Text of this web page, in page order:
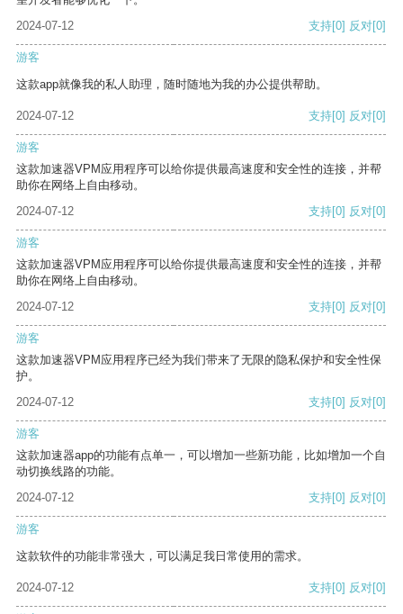
2024-07-12
支持[0] 反对[0]
游客
这款app就像我的私人助理，随时随地为我的办公提供帮助。
2024-07-12 支持[0] 反对[0]
游客
这款加速器VPM应用程序可以给你提供最高速度和安全性的连接，并帮
助你在网络上自由移动。
2024-07-12
支持[0] 反对[0]
游客
这款加速器VPM应用程序可以给你提供最高速度和安全性的连接，并帮
助你在网络上自由移动。
2024-07-12
支持[0] 反对[0]
游客
这款加速器VPM应用程序已经为我们带来了无限的隐私保护和安全性保
护。
2024-07-12
支持[0] 反对[0]
游客
这款加速器app的功能有点单一，可以增加一些新功能，比如增加一个自
动切换线路的功能。
2024-07-12
支持[0] 反对[0]
游客
这款软件的功能非常强大，可以满足我日常使用的需求。
2024-07-12 支持[0] 反对[0]